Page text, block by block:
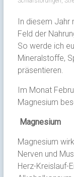
In diesem Jahr
Feld der
So werde ich
Mineralstoffe,
präsentieren.
Im Monat
Magnesium
Magnesium
Magnesium
Nerven und
Herz-Kreislauf-